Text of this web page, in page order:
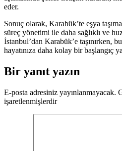
eder.
Sonuç olarak, Karabük’te eşya
süreç yönetimi ile daha sağlıklı ve
İstanbul’dan Karabük’e taşınırken,
hayatınıza daha kolay bir başlangıç
Bir yanıt yazın
E-posta adresiniz yayınlanmayacak.
işaretlenmişlerdir